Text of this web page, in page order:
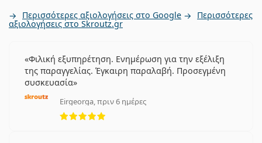
Περισσότερες αξιολογήσεις στο Google Περισσότερες
αξιολογήσεις στο Skroutz.gr
Φιλική εξυπηρέτηση. Ενημέρωση για την εξέλιξη
της παραγγελίας. Έγκαιρη παραλαβή. Προσεγμένη
συσκευασία
Eirgeorga, πριν 6 ημέρες
5 αξιολογήσεις από 5